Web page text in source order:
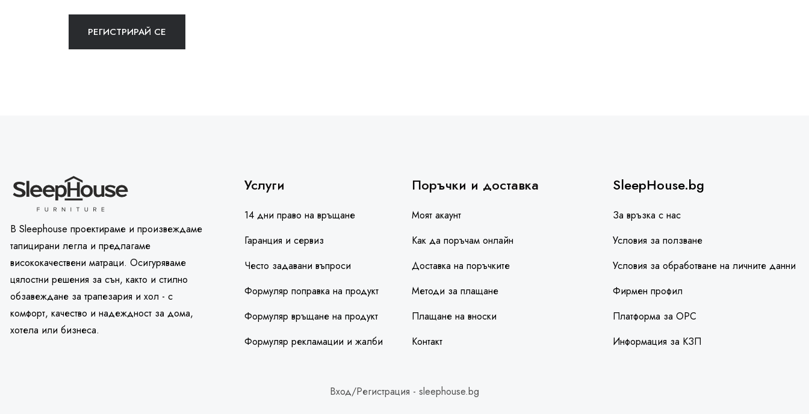
В Sleephouse проектираме и произвеждаме
тапицирани легла и предлагаме
висококачествени матраци. Осигуряваме
цялостни решения за сън, както и стилно
обзавеждане за трапезария и хол - с
комфорт, качество и надеждност за дома,
хотела или бизнеса.
Услуги
14 дни право на връщане
Гаранция и сервиз
Често задавани въпроси
Формуляр поправка на продукт
Формуляр връщане на продукт
Формуляр рекламации и жалби
Поръчки и доставка
Моят акаунт
Как да поръчам онлайн
Доставка на поръчките
Методи за плащане
Плащане на вноски
Контакт
SleepHouse.bg
За връзка с нас
Условия за ползване
Условия за обработване на личните данни
Фирмен профил
Платформа за ОРС
Информация за КЗП
Вход/Регистрация - sleephouse.bg